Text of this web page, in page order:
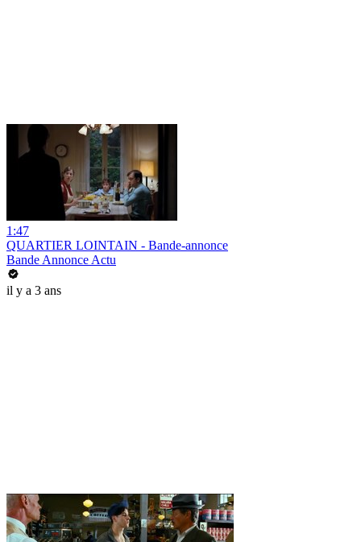
1:47
QUARTIER LOINTAIN - Bande-annonce
Bande Annonce Actu
il y a 3 ans